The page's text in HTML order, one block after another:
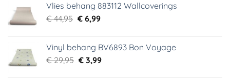
Vlies behang 883112 Wallcoverings
€44,95 Oorspronkelijke
€ 44,95.
€6,99Huidige
€ 6,99.
Vinyl behang BV6893 Bon Voyage
€29,95 Oorspronkelijke
€3,99Huidige